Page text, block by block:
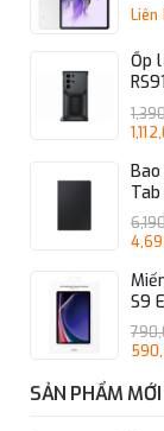
Liên
Ốp
S9
SẢN PHẨM